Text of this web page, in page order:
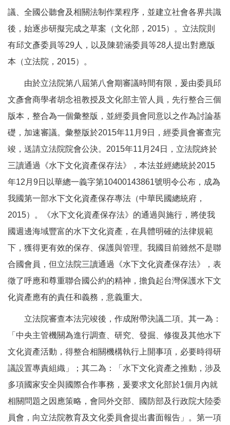
議、全國公聽會及相關法制作業程序，並建立社會各界共識
後，始逐步研擬完成之草案（文化部，2015）。立法院則
有邱文彥委員等29人，以及陳碧涵委員等28人提出對應版
本（立法院，2015）。
由於立法院第八屆第八會期審議時間有限，爰由委員邱
文彥會商學者胡念祖教授及文化部主管人員，先行整合三個
版本，整合為一個彙整版，並經委員會同意以之作為討論基
礎，加速審議。彙整版於2015年11月9日，經委員會審查完
竣，送請立法院院會公決。2015年11月24日，立法院終於
三讀通過《水下文化資產保存法》，本法並經總統於2015
年12月9日以華總一義字第10400143861號明令公布，成為
我國第一部水下文化資產保存專法（中華民國總統府，
2015）。《水下文化資產保存法》的通過與施行，將使我
國週邊海域豐富的水下文化資產，在具體明確的法律規範
下，獲得更有效的保存、保護與管理。我國目前雖然不是聯
合國會員，但立法院三讀通過《水下文化資產保存法》，表
徵了呼應和尊重聯合國公約的精神，擔負起台灣保護水下文
化資產應有的責任和義務，意義重大。
立法院審查本法完竣後，作成附帶決議二項。其一為：
「中央主管機關為進行調查、研究、發掘、修復及其他水下
文化資產活動，得整合相關機構執行上開事項，必要時得研
議設置專責組織」；其二為：「水下文化資產之推動，涉及
多項國家安全與國際合作事務，爰要求文化部於1個月內就
相關問題之因應策略，會同外交部、國防部及行政院大陸委
員會，向立法院教育及文化委員會提出書面報告」。第一項